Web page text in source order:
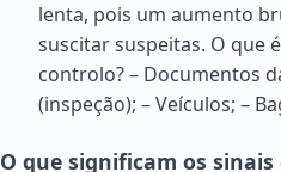
lenta, pois um aumento
suscitar suspeitas. O que
controlo? – Documentos
(inspeção); – Veículos; –
O que significam os